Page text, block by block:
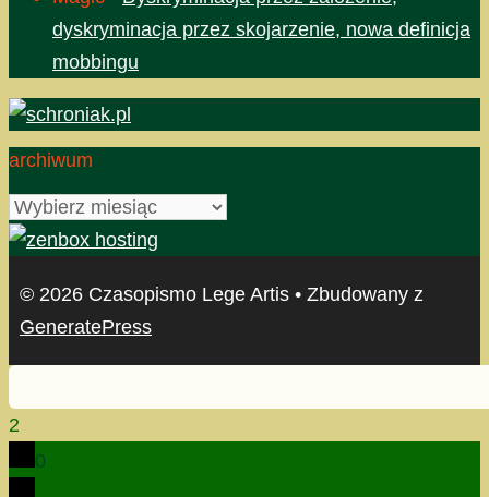
dyskryminacja przez skojarzenie, nowa definicja
mobbingu
archiwum
archiwum
© 2026 Czasopismo Lege Artis • Zbudowany z
GeneratePress
2
0